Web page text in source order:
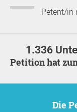
Petent/in
1.336
Petition hat
Die